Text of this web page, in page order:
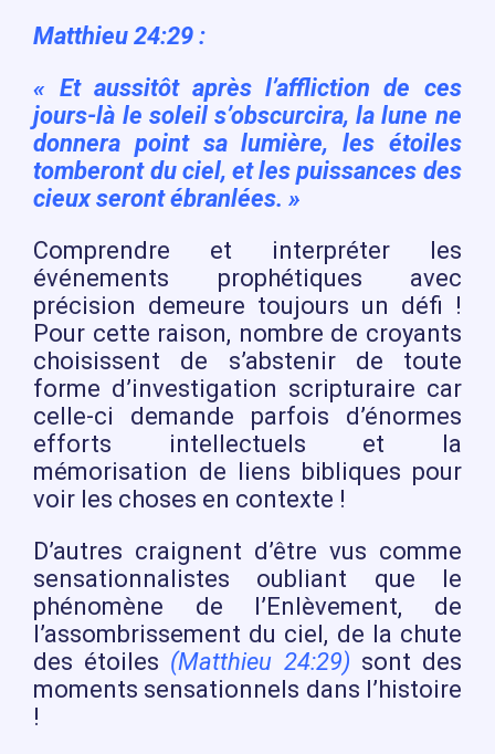
Matthieu 24:29 :
« Et aussitôt après l’affliction de ces
jours-là le soleil s’obscurcira, la lune ne
donnera point sa lumière, les étoiles
tomberont du ciel, et les puissances des
cieux seront ébranlées. »
Comprendre et interpréter les
événements prophétiques avec
précision demeure toujours un défi !
Pour cette raison, nombre de croyants
choisissent de s’abstenir de toute
forme d’investigation scripturaire car
celle-ci demande parfois d’énormes
efforts intellectuels et la
mémorisation de liens bibliques pour
voir les choses en contexte !
D’autres craignent d’être vus comme
sensationnalistes oubliant que le
phénomène de l’Enlèvement, de
l’assombrissement du ciel, de la chute
des étoiles (Matthieu 24:29) sont des
moments sensationnels dans l’histoire
!